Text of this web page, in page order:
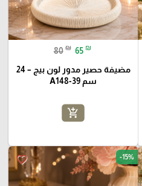
80 ₪ 65 ₪
مضيفة حصير مدور لون بيج – 24
سم A148-39
add_shopping_cart
favorite_border -15%